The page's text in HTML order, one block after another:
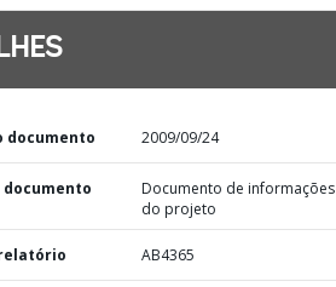
documento 2009/09/24
documento
Documento de informações
do projeto
AB4365